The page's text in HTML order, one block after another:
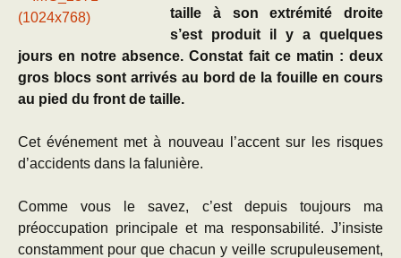
taille à son extrémité droite
s’est produit il y a quelques
jours en notre absence. Constat fait ce matin : deux
gros blocs sont arrivés au bord de la fouille en cours
au pied du front de taille.
Cetévénementmet à nouveau l’accent sur les risques
d’accidents dans la falunière.
Comme vous le savez, c’est depuis toujours ma
préoccupation principale et ma responsabilité. J’insiste
constamment pour que chacun y veille scrupuleusement,